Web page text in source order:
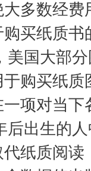
多数经
买纸质
美国大部
购买纸
项对当
后出生的
纸质阅